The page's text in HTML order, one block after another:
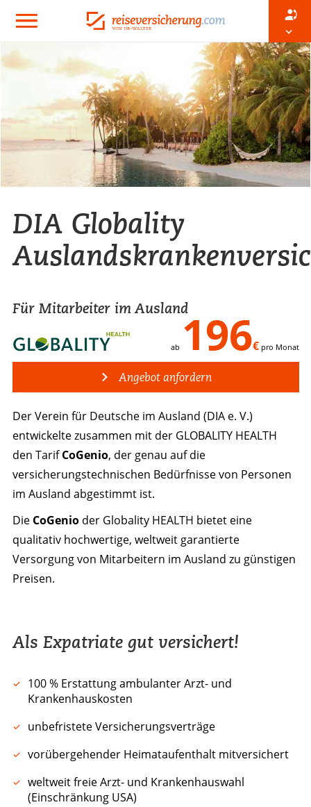
DIA Globality
Für Mitarbeiter im Ausland
ab 196€pro Monat
Angebot anfordern
Der Verein für Deutsche im Ausland (DIA e. V.)
entwickelte zusammen mit der GLOBALITY HEALTH
den TarifCoGenio, der genau auf die
versicherungstechnischen Bedürfnisse von Personen
im Ausland abgestimmt ist.
Die CoGenioder Globality HEALTH bietet eine
qualitativ hochwertige, weltweit garantierte
Versorgung von Mitarbeitern im Ausland zu günstigen
Preisen.
Als Expatriate gut versichert!
100 % Erstattung ambulanter Arzt- und
Krankenhauskosten
unbefristete Versicherungsverträge
vorübergehender Heimataufenthalt mitversichert
weltweit freie Arzt- und Krankenhauswahl
(Einschränkung USA)